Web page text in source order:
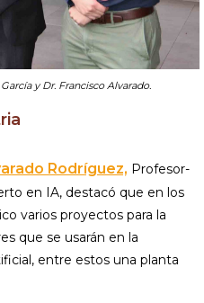
y Dr. Francisco Alvarado.
Rodríguez, Profesor-
en IA, destacó que en los
varios proyectos para la
que se usarán en la
entre estos una planta